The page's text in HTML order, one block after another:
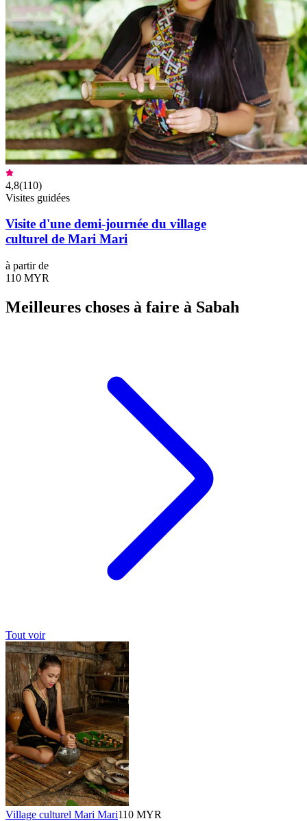
4,8(110)
Visites guidées
Visite d'une demi-journée du village
culturel de Mari Mari
à partir de
110 MYR
Meilleures choses à faire à Sabah
Tout voir
Village culturel Mari Mari110 MYR